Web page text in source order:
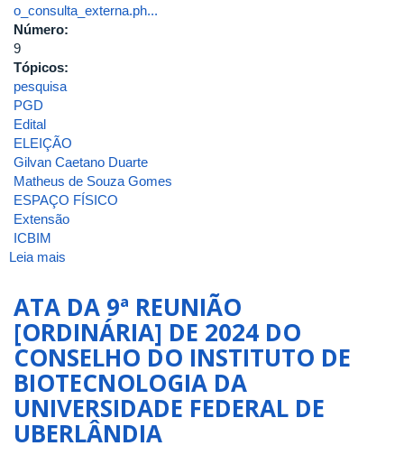
o_consulta_externa.ph...
Número:
9
Tópicos:
pesquisa
PGD
Edital
ELEIÇÃO
Gilvan Caetano Duarte
Matheus de Souza Gomes
ESPAÇO FÍSICO
Extensão
ICBIM
Leia mais
9ª
REUNIÃO
[ORDINÁRIA]
DE
2025
DO
CONSELHO
DO
ATA DA 9ª REUNIÃO
[ORDINÁRIA] DE 2024 DO
CONSELHO DO INSTITUTO DE
BIOTECNOLOGIA DA
UNIVERSIDADE FEDERAL DE
UBERLÂNDIA